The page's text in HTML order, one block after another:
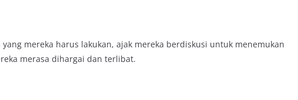
mereka harus lakukan, ajak mereka berdiskusi untuk menemukan
merasa dihargai dan terlibat.